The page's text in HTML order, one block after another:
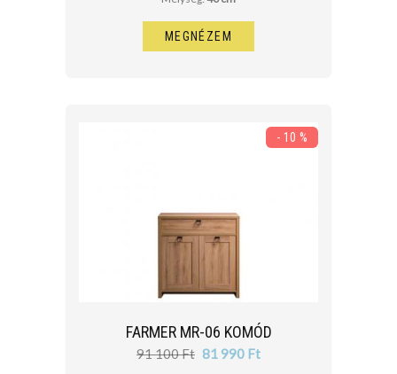
MEGNÉZEM
FARMER MR-06 KOMÓD
91 100 Ft 81 990 Ft
- 10 %